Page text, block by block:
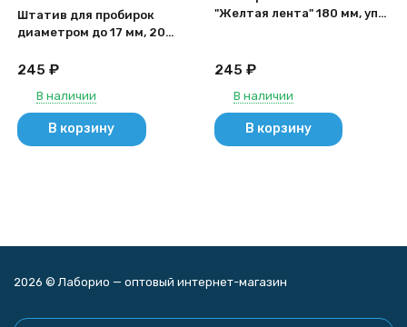
Штатив для пробирок
диаметром до 17 мм, 20
ШП-20, M. Med
245 ₽
В наличии
В корзину
"Желтая лента" 180 мм, уп.
245 ₽
В наличии
В корзину
2026 © Лаборио — оптовый интернет-магазин